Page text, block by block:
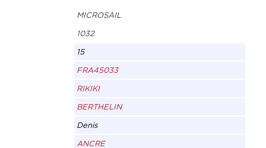
MICROSAIL
1032
15
FRA45033
RIKIKI
BERTHELIN
Denis
ANCRE